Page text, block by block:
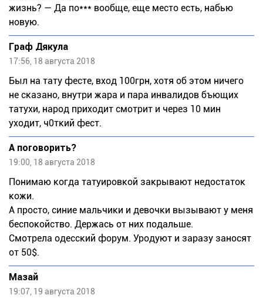
жизнь? — Да по*** вообще, еще место есть, набью
новую.
Граф Дякула
17:56, 18 августа 2018
Был на тату фесте, вход 100грн, хотя об этом ничего
не сказано, внутри жара и пара инвалидов бъющих
татухи, народ приходит смотрит и через 10 мин
уходит, ч0ткий фест.
А поговорить?
19:00, 18 августа 2018
Понимаю когда татуировкой закрывают недостаток
кожи.
А просто, синие мальчики и девочки вызывают у меня
беспокойство. Держась от них подальше.
Смотрела одесский форум. Уродуют и заразу заносят
от 50$.
Мазай
19:07, 19 августа 2018